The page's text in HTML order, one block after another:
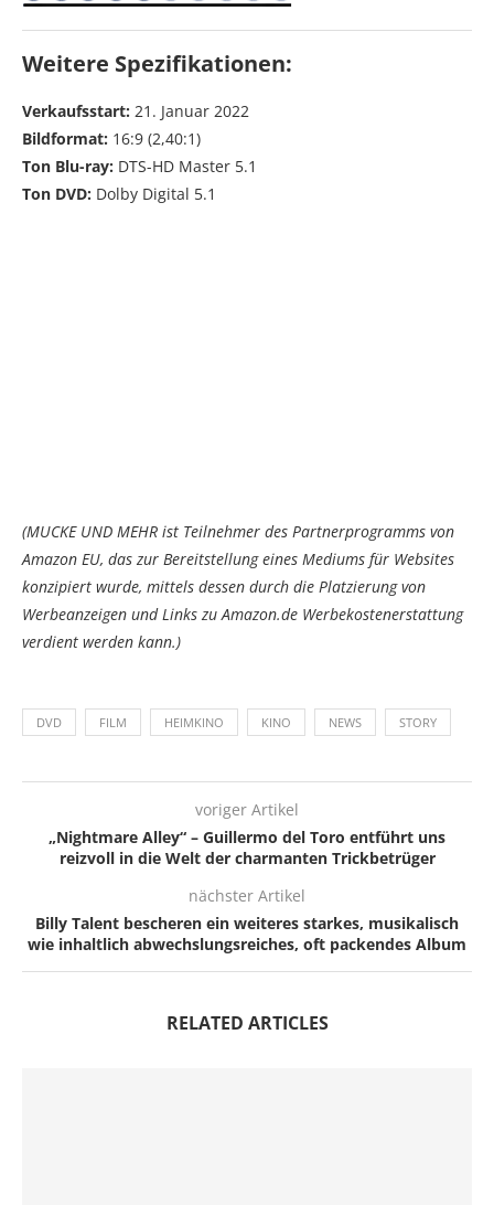
Weitere Spezifikationen:
Verkaufsstart: 21. Januar 2022
Bildformat: 16:9 (2,40:1)
Ton Blu-ray: DTS-HD Master 5.1
Ton DVD: Dolby Digital 5.1
(MUCKE UND MEHR ist Teilnehmer des Partnerprogramms von
Amazon EU, das zur Bereitstellung eines Mediums für Websites
konzipiert wurde, mittels dessen durch die Platzierung von
Werbeanzeigen und Links zu Amazon.de Werbekostenerstattung
verdient werden kann.)
DVD FILM HEIMKINO KINO NEWS STORY
voriger Artikel
„Nightmare Alley“ – Guillermo del Toro entführt uns
reizvoll in die Welt der charmanten Trickbetrüger
nächster Artikel
Billy Talent bescheren ein weiteres starkes, musikalisch
wie inhaltlich abwechslungsreiches, oft packendes Album
RELATED ARTICLES